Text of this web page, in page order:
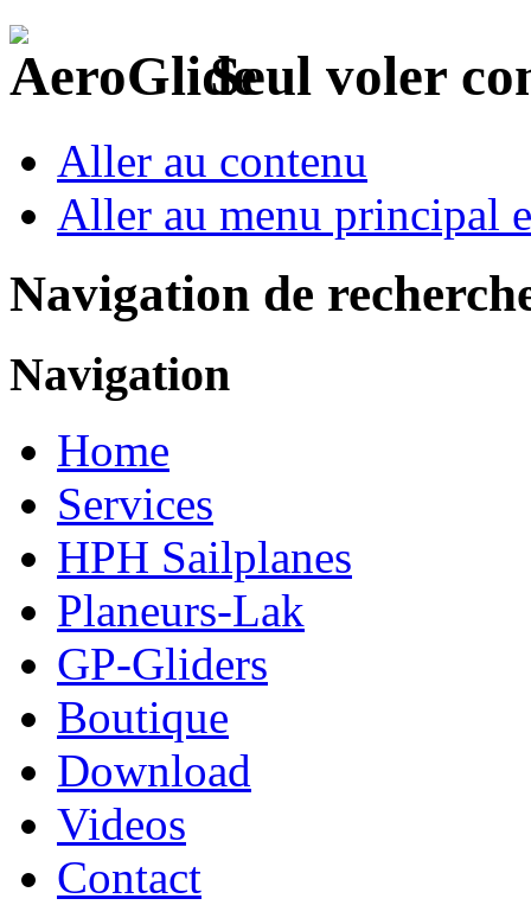
Seul voler
Aller au contenu
Aller au menu principal
Navigation de
Navigation
Home
Services
HPH Sailplanes
Planeurs-Lak
GP-Gliders
Boutique
Download
Videos
Contact